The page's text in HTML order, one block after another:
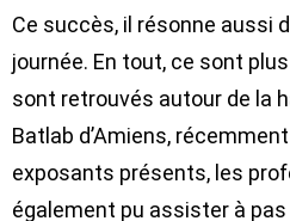
Ce succès, il résonne aussi
journée. En tout, ce sont
sont retrouvés autour de la
Batlab d’Amiens,
exposants présents, les
également pu assister à pas